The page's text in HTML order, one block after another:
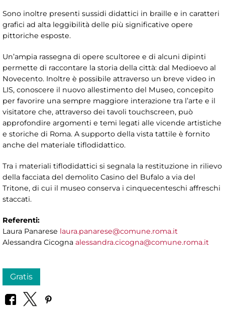
Sono inoltre presenti sussidi didattici in braille e in caratteri
grafici ad alta leggibilità delle più significative opere
pittoriche esposte.
Un’ampia rassegna di opere scultoree e di alcuni dipinti
permette di raccontare la storia della città: dal Medioevo al
Novecento. Inoltre è possibile attraverso un breve video in
LIS, conoscere il nuovo allestimento del Museo, concepito
per favorire una sempre maggiore interazione tra l’arte e il
visitatore che, attraverso dei tavoli touchscreen, può
approfondire argomenti e temi legati alle vicende artistiche
e storiche di Roma. A supporto della vista tattile è fornito
anche del materiale tiflodidattico.
Tra i materiali tiflodidattici si segnala la restituzione in rilievo
della facciata del demolito Casino del Bufalo a via del
Tritone, di cui il museo conserva i cinquecenteschi affreschi
staccati.
Referenti:
Laura Panarese laura.panarese@comune.roma.it
Alessandra Cicogna alessandra.cicogna@comune.roma.it
Gratis